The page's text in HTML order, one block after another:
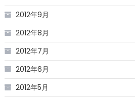
2012年9月
2012年8月
2012年7月
2012年6月
2012年5月